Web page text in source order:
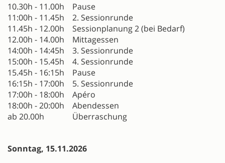
10.30h - 11.00h Pause
11:00h - 11.45h 2. Sessionrunde
11.45h - 12.00h Sessionplanung 2 (bei Bedarf)
12.00h - 14.00h Mittagessen
14:00h - 14:45h 3. Sessionrunde
15:00h - 15.45h 4. Sessionrunde
15.45h - 16:15h Pause
16:15h - 17:00h 5. Sessionrunde
17:00h - 18:00h Apéro
18:00h - 20:00h Abendessen
ab 20.00h Überraschung
Sonntag, 15.11.2026